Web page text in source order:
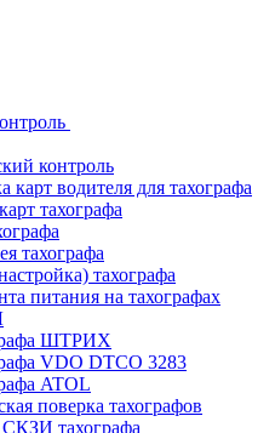
контроль
карт водителя для тахографа
тахографа
тахографа
тахографа
питания на тахографах
ШТРИХ
VDO DTCO 3283
ATOL
поверка тахографов
СКЗИ тахографа